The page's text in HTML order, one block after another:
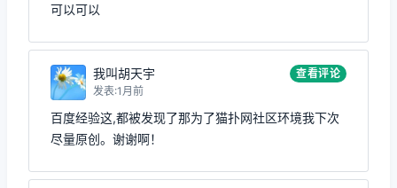
可以可以
我叫胡天宇
发表:1月前
查看评论
百度经验这,都被发现了那为了猫扑网社区环境我下次
尽量原创。谢谢啊！